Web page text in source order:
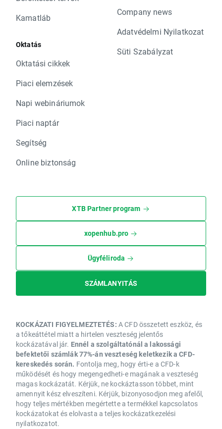
Kamatláb
Oktatás
Oktatási cikkek
Piaci elemzések
Napi webináriumok
Piaci naptár
Segítség
Online biztonság
Company news
Adatvédelmi Nyilatkozat
Süti Szabályzat
XTB Partner program
xopenhub.pro
Ügyféliroda
SZÁMLANYITÁS
KOCKÁZATI FIGYELMEZTETÉS: A CFD összetett eszköz, és
a tőkeáttétel miatt a hirtelen veszteség jelentős
kockázatával jár. Ennél a szolgáltatónál a lakossági
befektetői számlák 77%-án veszteség keletkezik a CFD-
kereskedés során. Fontolja meg, hogy érti-e a CFD-k
működését és hogy megengedheti-e magának a veszteség
magas kockázatát. Kérjük, ne kockáztasson többet, mint
amennyit kész elveszíteni. Kérjük, bizonyosodjon meg afelől,
hogy teljes mértékben megértette a termékkel kapcsolatos
kockázatokat és elolvasta a teljes kockázatkezelési
nyilatkozatot.